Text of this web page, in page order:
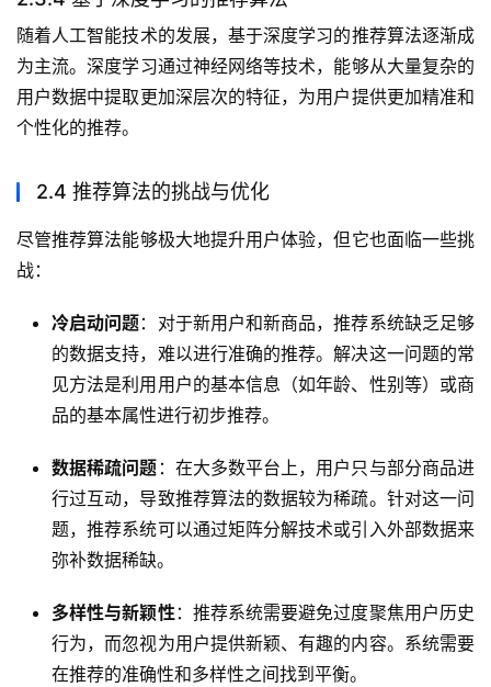
随着人工智能技术的发展，基于深度学习的推荐算法逐渐成
为主流。深度学习通过神经网络等技术，能够从大量复杂的
用户数据中提取更加深层次的特征，为用户提供更加精准和
个性化的推荐。
2.4 推荐算法的挑战与优化
尽管推荐算法能够极大地提升用户体验，但它也面临一些挑
战：
冷启动问题：对于新用户和新商品，推荐系统缺乏足够
的数据支持，难以进行准确的推荐。解决这一问题的常
见方法是利用用户的基本信息（如年龄、性别等）或商
品的基本属性进行初步推荐。
数据稀疏问题 ：在大多数平台上，用户只与部分商品进
行过互动，导致推荐算法的数据较为稀疏。针对这一问
题，推荐系统可以通过矩阵分解技术或引入外部数据来
弥补数据稀缺。
多样性与新颖性：推荐系统需要避免过度聚焦用户历史
行为，而忽视为用户提供新颖、有趣的内容。系统需要
在推荐的准确性和多样性之间找到平衡。